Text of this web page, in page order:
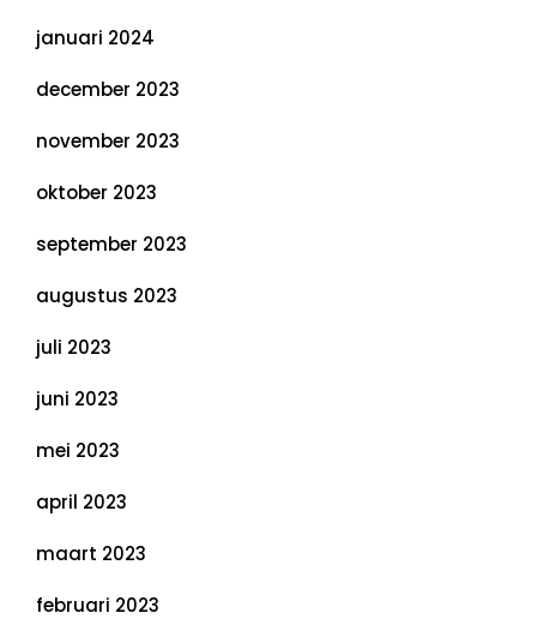
januari 2024
december 2023
november 2023
oktober 2023
september 2023
augustus 2023
juli 2023
juni 2023
mei 2023
april 2023
maart 2023
februari 2023